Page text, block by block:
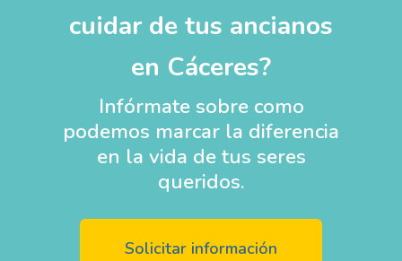
cuidar de tus ancianos
en Cáceres?
Infórmate sobre como
podemos marcar la diferencia
en la vida de tus seres
queridos.
Solicitar información